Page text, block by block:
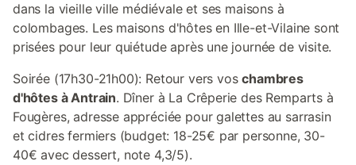
dans la vieille ville médiévale et ses maisons à
colombages. Les maisons d'hôtes en Ille-et-Vilaine sont
prisées pour leur quiétude après une journée de visite.
Soirée (17h30-21h00): Retour vers voschambres
d'hôtes à Antrain. Dîner à La Crêperie des Remparts à
Fougères, adresse appréciée pour galettes au sarrasin
et cidres fermiers (budget: 18-25€ par personne, 30-
40€ avec dessert, note 4,3/5).